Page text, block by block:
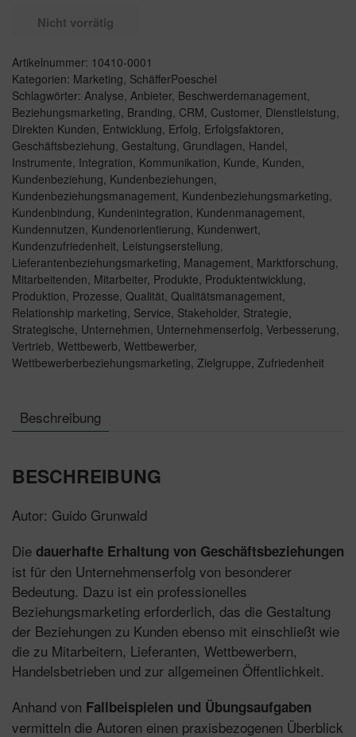
Nicht vorrätig
Artikelnummer: 10410-0001
Kategorien: Marketing, SchäfferPoeschel
Schlagwörter: Analyse, Anbieter, Beschwerdemanagement,
Beziehungsmarketing, Branding, CRM, Customer, Dienstleistung,
Direkten Kunden, Entwicklung, Erfolg, Erfolgsfaktoren,
Geschäftsbeziehung, Gestaltung, Grundlagen, Handel,
Instrumente, Integration, Kommunikation, Kunde, Kunden,
Kundenbeziehung, Kundenbeziehungen,
Kundenbeziehungsmanagement, Kundenbeziehungsmarketing,
Kundenbindung, Kundenintegration, Kundenmanagement,
Kundennutzen, Kundenorientierung, Kundenwert,
Kundenzufriedenheit, Leistungserstellung,
Lieferantenbeziehungsmarketing, Management, Marktforschung,
Mitarbeitenden, Mitarbeiter, Produkte, Produktentwicklung,
Produktion, Prozesse, Qualität, Qualitätsmanagement,
Relationship marketing, Service, Stakeholder, Strategie,
Strategische, Unternehmen, Unternehmenserfolg, Verbesserung,
Vertrieb, Wettbewerb, Wettbewerber,
Wettbewerberbeziehungsmarketing, Zielgruppe, Zufriedenheit
Beschreibung
BESCHREIBUNG
Autor: Guido Grunwald
Die dauerhafte Erhaltung von Geschäftsbeziehungen
ist für den Unternehmenserfolg von besonderer
Bedeutung. Dazu ist ein professionelles
Beziehungsmarketing erforderlich, das die Gestaltung
der Beziehungen zu Kunden ebenso mit einschließt wie
die zu Mitarbeitern, Lieferanten, Wettbewerbern,
Handelsbetrieben und zur allgemeinen Öffentlichkeit.
Anhand von Fallbeispielen und Übungsaufgaben
vermitteln die Autoren einen praxisbezogenen Überblick